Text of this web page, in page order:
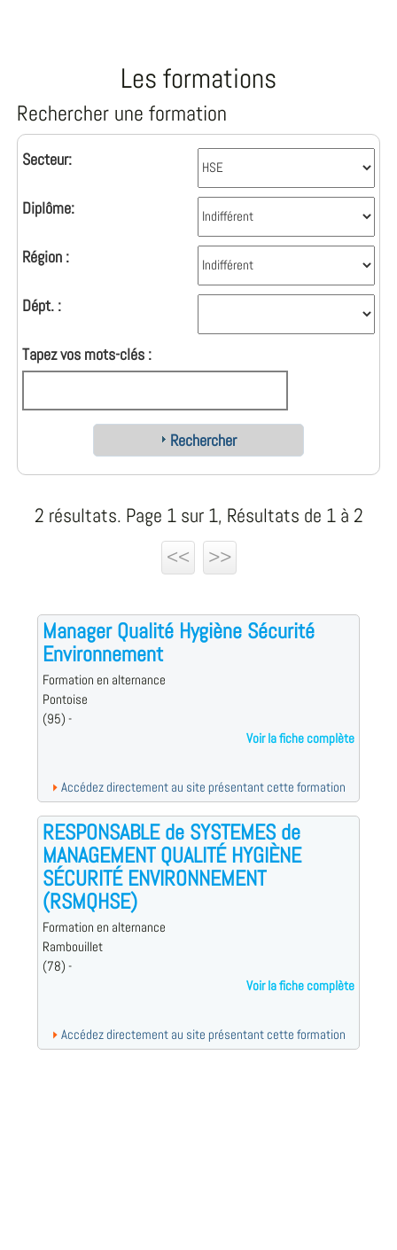
Les formations
Rechercher une formation
Secteur:
Diplôme:
Région :
Dépt. :
Tapez vos mots-clés :
Rechercher
2 résultats. Page 1 sur 1, Résultats de 1 à 2
<<
>>
Manager Qualité Hygiène Sécurité
Environnement
Formation en alternance
Pontoise
(95) -
Voir la fiche complète
Accédez directement au site présentant cette formation
RESPONSABLE de SYSTEMES de
MANAGEMENT QUALITÉ HYGIÈNE
SÉCURITÉ ENVIRONNEMENT
(RSMQHSE)
Formation en alternance
Rambouillet
(78) -
Voir la fiche complète
Accédez directement au site présentant cette formation